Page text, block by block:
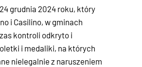
grudnia 2024 roku, który
i Casilino, w gminach
kontroli odkryto i
i medaliki, na których
nielegalnie z naruszeniem